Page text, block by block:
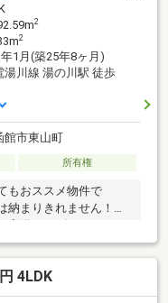
2
2
1月(築25年8ヶ月)
湯川線 湯の川駅 徒歩
館市東山町
所有権
もおススメ物件で
納まりきれません！！
ったりとしたスペー
ンも完備！！！広い和
つですね！！！３階
きる特等席を設けてお
4LDK